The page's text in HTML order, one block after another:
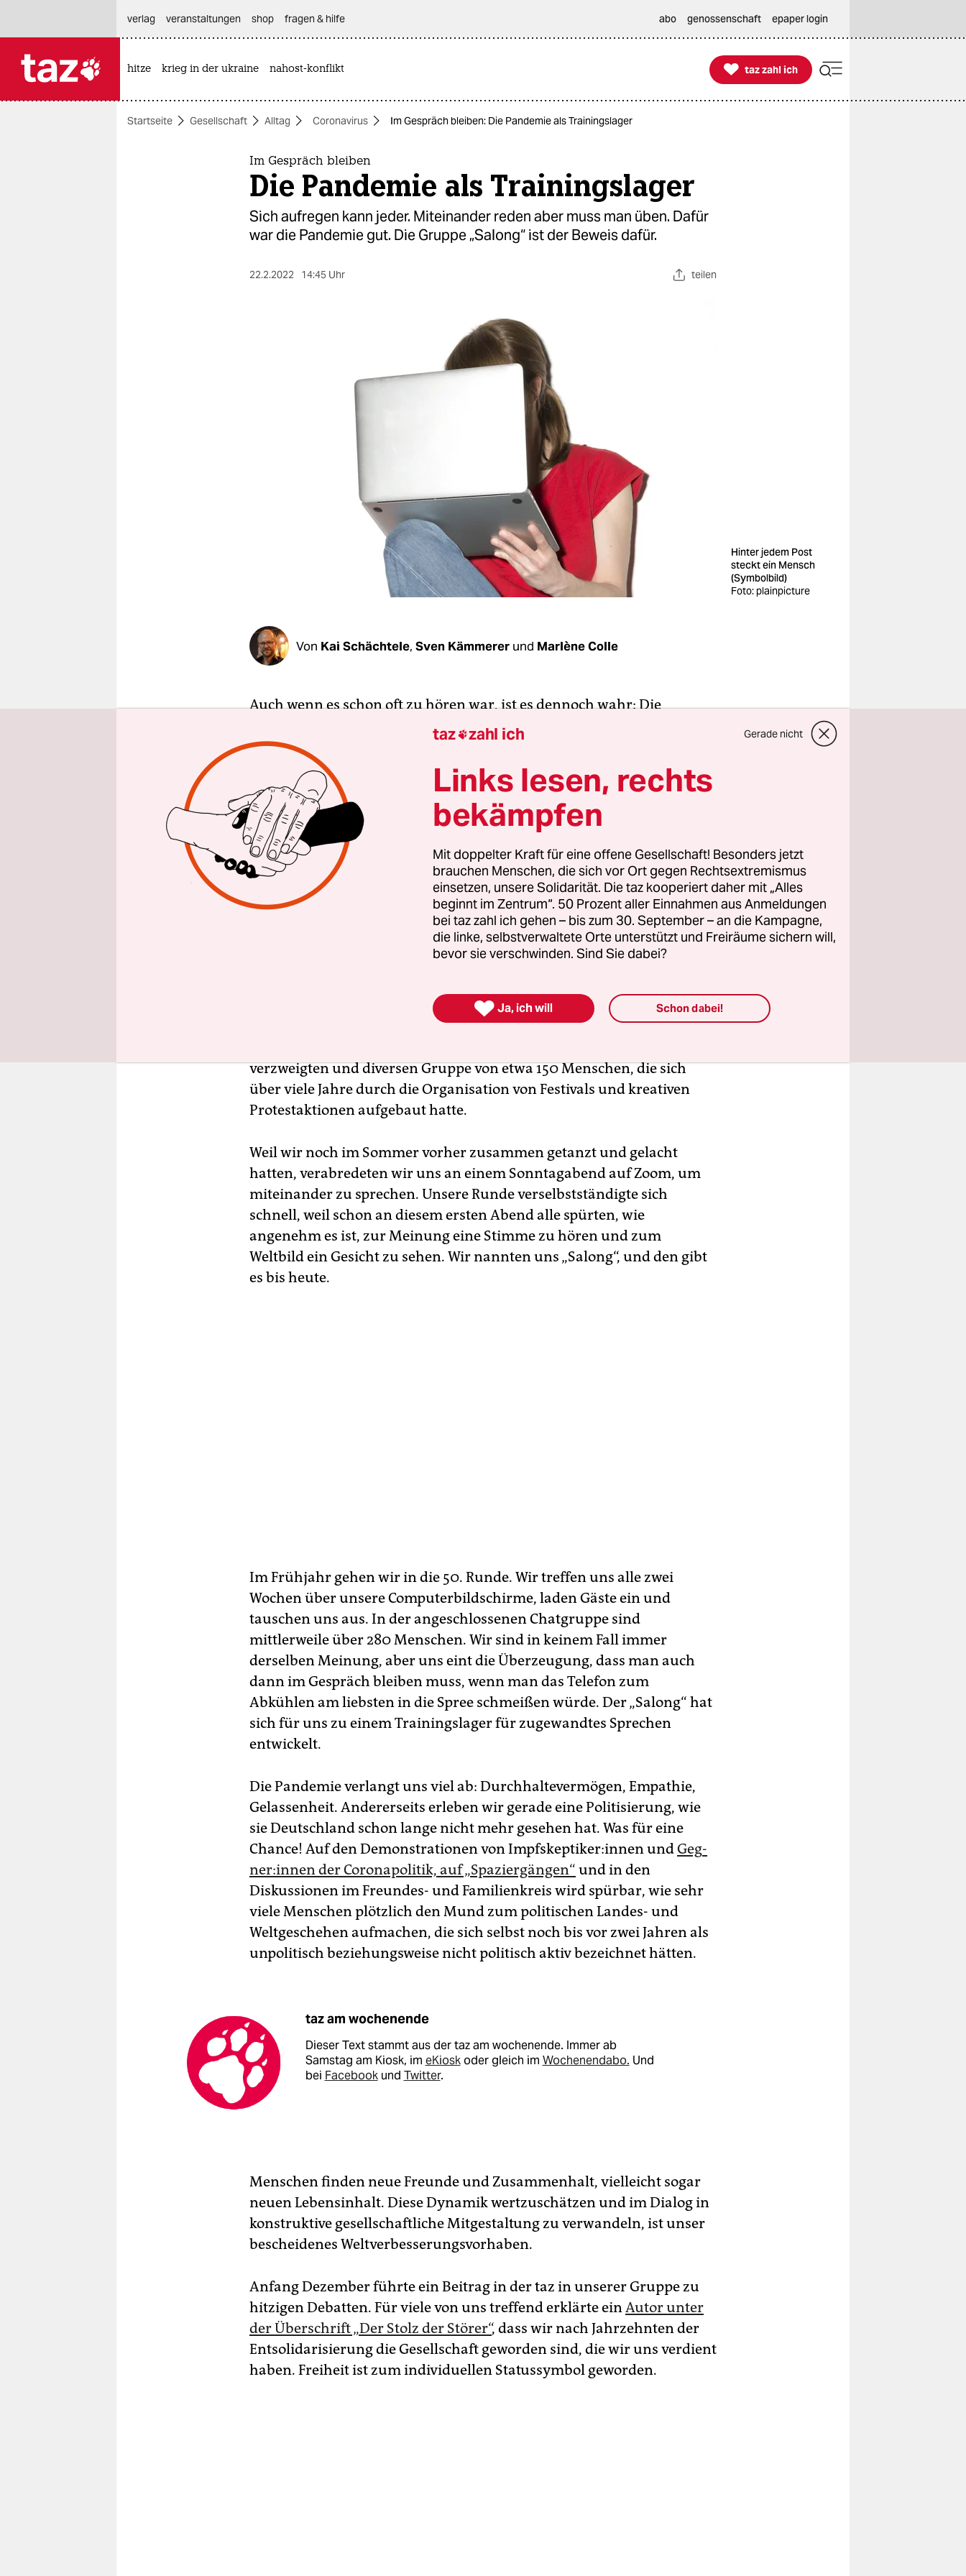
themen
verlag
veranstaltungen shop fragen & hilfe abo genossenschaft epaper login
hitze krieg in der ukraine nahost-konflikt 
taz zahl ich
taz zahl ich
Startseite Gesellschaft Alltag Coronavirus Im Gespräch bleiben: Die Pandemie als Trainingslager
Im Gespräch bleiben
Die Pandemie als Trainingslager
Sich aufregen kann jeder. Miteinander reden aber muss man üben. Dafür
war die Pandemie gut. Die Gruppe „Salong“ ist der Beweis dafür.
22.2.2022 14:45 Uhr teilen
Hinter jedem Post
steckt ein Mensch
(Symbolbild)
Foto: plainpicture
Von Kai Schächtele, Sven Kämmerer und Marlène Colle
Auch wenn es schon oft zu hören war, ist es dennoch wahr: Die
Pandemie hat Dinge ins Rollen gebracht, ist eine Chance auf ein
besseres Morgen. Unsere Gruppe ist der beste Beweis dafür. Die
Pandemie war keine vier Wochen alt, als wir beschlossen, uns nicht
auch mit dem parallel zum Virus grassierenden Wahnsinn
anzustecken.
Nicht nur auf der Straße und in den sozialen Medien liefen die
verzweigten und diversen Gruppe von etwa 150 Menschen, die sich
über viele Jahre durch die Organisation von Festivals und kreativen
Protestaktionen aufgebaut hatte.
Weil wir noch im Sommer vorher zusammen getanzt und gelacht
hatten, verabredeten wir uns an einem Sonntagabend auf Zoom, um
miteinander zu sprechen. Unsere Runde verselbstständigte sich
schnell, weil schon an diesem ersten Abend alle spürten, wie
angenehm es ist, zur Meinung eine Stimme zu hören und zum
Weltbild ein Gesicht zu sehen. Wir nannten uns „Salong“, und den gibt
es bis heute.
Im Frühjahr gehen wir in die 50. Runde. Wir treffen uns alle zwei
Wochen über unsere Computerbildschirme, laden Gäste ein und
tauschen uns aus. In der angeschlossenen Chatgruppe sind
mittlerweile über 280 Menschen. Wir sind in keinem Fall immer
derselben Meinung, aber uns eint die Überzeugung, dass man auch
dann im Gespräch bleiben muss, wenn man das Telefon zum
Abkühlen am liebsten in die Spree schmeißen würde. Der „Salong“ hat
sich für uns zu einem Trainingslager für zugewandtes Sprechen
entwickelt.
Die Pandemie verlangt uns viel ab: Durchhaltevermögen, Empathie,
Gelassenheit. Andererseits erleben wir gerade eine Politisierung, wie
sie Deutschland schon lange nicht mehr gesehen hat. Was für eine
Chance! Auf den Demonstra­tio­nen von Impf­skep­ti­ke­r:in­nen undGeg­
ne­r:in­nen der Coronapolitik, auf „Spaziergängen“ und in den
Diskussionen im Freundes- und Fami­lien­kreis wird spürbar, wie sehr
viele Menschen plötzlich den Mund zum politischen Landes- und
Weltgeschehen aufmachen, die sich selbst noch bis vor zwei Jahren als
unpolitisch beziehungsweise nicht politisch aktiv bezeichnet hätten.
taz am wochenende
Dieser Text stammt aus der taz am wochenende. Immer ab
Samstag am Kiosk, im eKioskoder gleich im Wochenendabo. Und
bei Facebookund Twitter.
Menschen finden neue Freunde und Zusammenhalt, vielleicht sogar
neuen Lebensinhalt. Diese Dynamik wertzuschätzen und im Dialog in
konstruktive gesellschaftliche Mitgestaltung zu verwandeln, ist unser
bescheidenes Weltverbesserungsvorhaben.
Anfang Dezember führte ein Beitrag in der taz in unserer Gruppe zu
hitzigen Debatten. Für viele von uns treffend erklärte einAutor unter
der Überschrift „Der Stolz der Störer“, dass wir nach Jahrzehnten der
Entsolidarisierung die Gesellschaft geworden sind, die wir uns verdient
haben. Freiheit ist zum individuellen Statussymbol geworden.
taz zahl ich Gerade nicht
Links lesen, rechts
bekämpfen
Mit doppelter Kraft für eine offene Gesellschaft! Besonders jetzt
brauchen Menschen, die sich vor Ort gegen Rechtsextremismus
einsetzen, unsere Solidarität. Die taz kooperiert daher mit „Alles
beginnt im Zentrum“. 50 Prozent aller Einnahmen aus Anmeldungen
bei taz zahl ich gehen – bis zum 30. September – an die Kampagne,
die linke, selbstverwaltete Orte unterstützt und Freiräume sichern will,
bevor sie verschwinden. Sind Sie dabei?
 Ja, ich will Schon dabei!